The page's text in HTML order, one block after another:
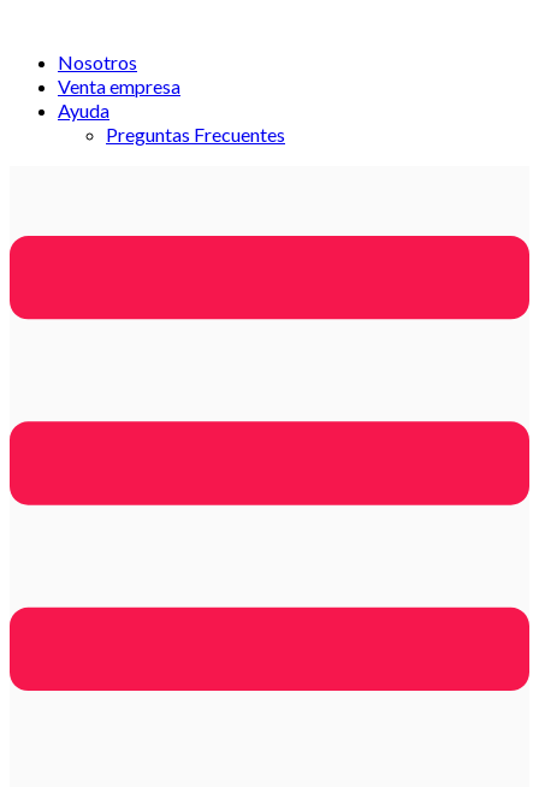
Nosotros
Venta empresa
Ayuda
Preguntas Frecuentes